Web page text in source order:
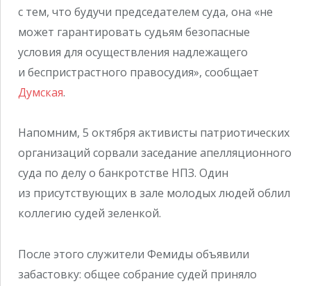
с тем, что будучи председателем суда, она «не
может гарантировать судьям безопасные
условия для осуществления надлежащего
и беспристрастного правосудия», сообщает
Думская.
Напомним, 5 октября активисты патриотических
организаций сорвали заседание апелляционного
суда по делу о банкротстве НПЗ. Один
из присутствующих в зале молодых людей облил
коллегию судей зеленкой.
После этого служители Фемиды объявили
забастовку: общее собрание судей приняло